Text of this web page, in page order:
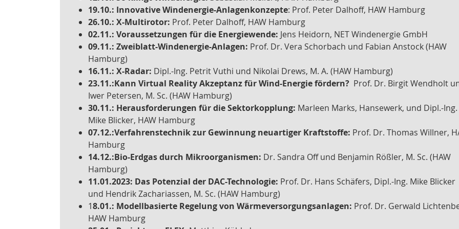
19.10.: Innovative Windenergie-Anlagenkonzepte: Prof. Peter Dalhoff, HAW Hamburg
26.10.: X-Multirotor: Prof. Peter Dalhoff, HAW Hamburg
02.11.: Voraussetzungen für die Energiewende: Jens Heidorn, NET Windenergie GmbH
09.11.: Zweiblatt-Windenergie-Anlagen: Prof. Dr. Vera Schorbach und Fabian Anstock (HAW
Hamburg)
16.11.: X-Radar: Dipl.-Ing. Petrit Vuthi und Nikolai Drews, M. A. (HAW Hamburg)
23.11.:Kann Virtual Reality Akzeptanz für Wind-Energie fördern? Prof. Dr. Birgit Wendholt
Iwer Petersen, M. Sc. (HAW Hamburg)
30.11.: Herausforderungen für die Sektorkopplung: Marleen Marks, Hansewerk, und Dipl.-Ing.
Mike Blicker, HAW Hamburg
07.12.:Verfahrenstechnik zur Gewinnung neuartiger Kraftstoffe: Prof. Dr. Thomas Willner,
Hamburg
14.12.:Bio-Erdgas durch Mikroorganismen: Dr. Sandra Off und Benjamin Rößler, M. Sc. (HAW
Hamburg)
11.01.2023: Das Potenzial der DAC-Technologie: Prof. Dr. Hans Schäfers, Dipl.-Ing. Mike Blicker
und Hendrik Zachariassen, M. Sc. (HAW Hamburg)
18.01.: Modellbasierte Regelung von Wärmeversorgungsanlagen: Prof. Dr. Gerwald
HAW Hamburg